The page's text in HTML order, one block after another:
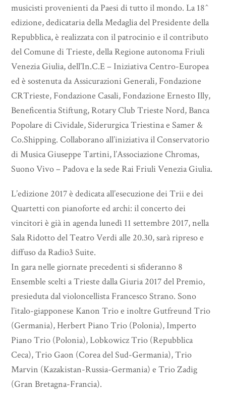
musicisti provenienti da Paesi di tutto il mondo. La 18^
edizione, dedicataria della Medaglia del Presidente della
Repubblica, è realizzata con il patrocinio e il contributo
del Comune di Trieste, della Regione autonoma Friuli
Venezia Giulia, dell’In.C.E – Iniziativa Centro-Europea
ed è sostenuta da Assicurazioni Generali, Fondazione
CRTrieste, Fondazione Casali, Fondazione Ernesto Illy,
Beneficentia Stiftung, Rotary Club Trieste Nord, Banca
Popolare di Cividale, Siderurgica Triestina e Samer &
Co.Shipping. Collaborano all’iniziativa il Conservatorio
di Musica Giuseppe Tartini, l’Associazione Chromas,
Suono Vivo – Padova e la sede Rai Friuli Venezia Giulia.
L’edizione 2017 è dedicata all’esecuzione dei Trii e dei
Quartetti con pianoforte ed archi: il concerto dei
vincitori è già in agenda lunedì 11 settembre 2017, nella
Sala Ridotto del Teatro Verdi alle 20.30, sarà ripreso e
diffuso da Radio3 Suite.
In gara nelle giornate precedenti si sfideranno 8
Ensemble scelti a Trieste dalla Giuria 2017 del Premio,
presieduta dal violoncellista Francesco Strano. Sono
l’italo-giapponese Kanon Trio e inoltre Gutfreund Trio
(Germania), Herbert Piano Trio (Polonia), Imperto
Piano Trio (Polonia), Lobkowicz Trio (Repubblica
Ceca), Trio Gaon (Corea del Sud-Germania), Trio
Marvin (Kazakistan-Russia-Germania) e Trio Zadig
(Gran Bretagna-Francia).